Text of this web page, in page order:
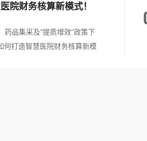
院财务核算新模式！
品集采及“提质增效”政策下
何打造智慧医院财务核算新模